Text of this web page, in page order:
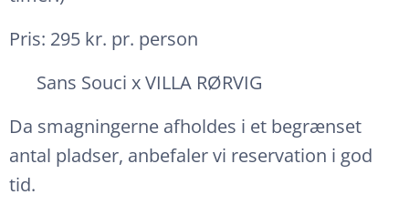
Pris: 295 kr. pr. person
📍 Sans Souci x VILLA RØRVIG
Da smagningerne afholdes i et begrænset
antal pladser, anbefaler vi reservation i god
tid.